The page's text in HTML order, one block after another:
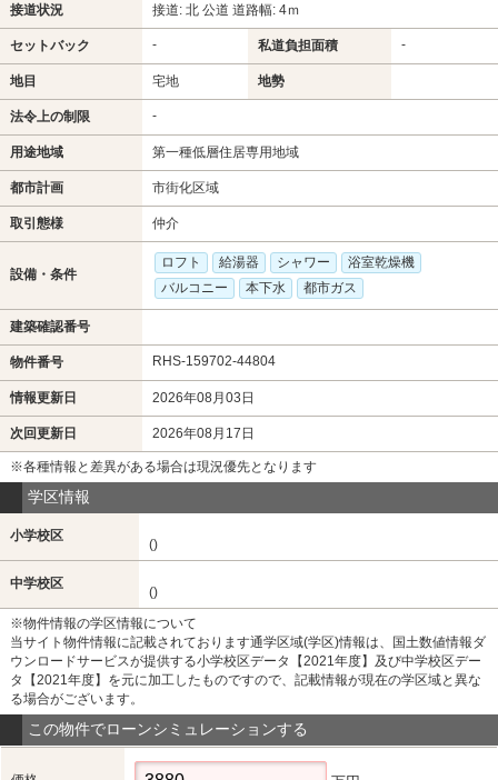
接道状況 接道: 北 公道 道路幅: 4ｍ
セットバック - 私道負担面積 -
地目 宅地 地勢
法令上の制限 -
用途地域 第一種低層住居専用地域
都市計画 市街化区域
取引態様 仲介
設備・条件
ロフト 給湯器 シャワー
浴室乾燥機
バルコニー
本下水 都市ガス
建築確認番号
物件番号 RHS-159702-44804
情報更新日 2026年08月03日
次回更新日 2026年08月17日
※各種情報と差異がある場合は現況優先となります
学区情報
小学校区
()
中学校区
()
※物件情報の学区情報について
当サイト物件情報に記載されております通学区域(学区)情報は、国土数値情報ダ
ウンロードサービスが提供する小学校区データ【2021年度】及び中学校区デー
タ【2021年度】を元に加工したものですので、記載情報が現在の学区域と異な
る場合がございます。
この物件でローンシミュレーションする